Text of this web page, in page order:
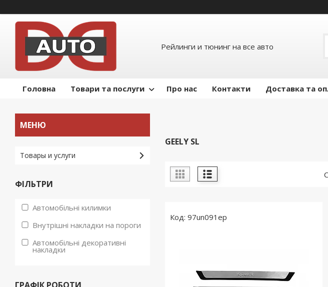
Рейлинги и тюнинг на все авто
Головна Товари та послуги Про нас Контакти Доставка та
GEELY SL
97un091ep
Товары и услуги
ФІЛЬТРИ
Автомобільні килимки
Внутрішні накладки на пороги
Автомобільні декоративні
накладки